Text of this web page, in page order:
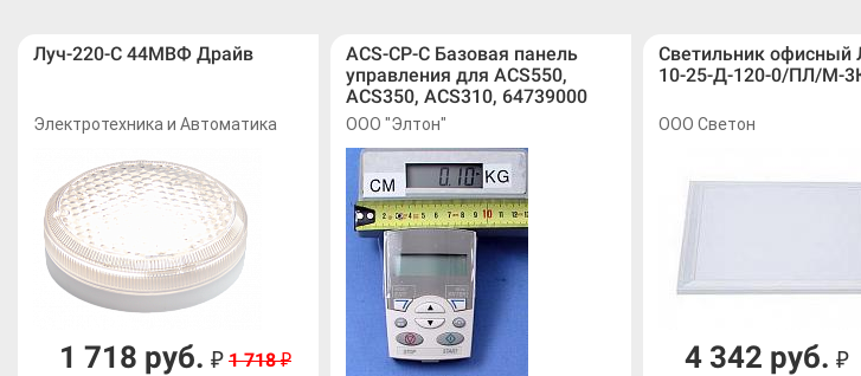
Луч-220-С 44МВФ Драйв
Электротехника и Автоматика
1 718 руб. ₽ 1 718₽
ACS-CP-C Базовая панель
управления для ACS550,
ACS350, ACS310, 64739000
ООО "Элтон"
Светильник офисный
10-25-Д-120-0/ПЛ/М-
ООО Светон
4 342 руб. ₽